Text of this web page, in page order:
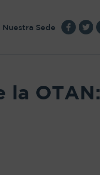
Nuestra Sede
la OTAN: